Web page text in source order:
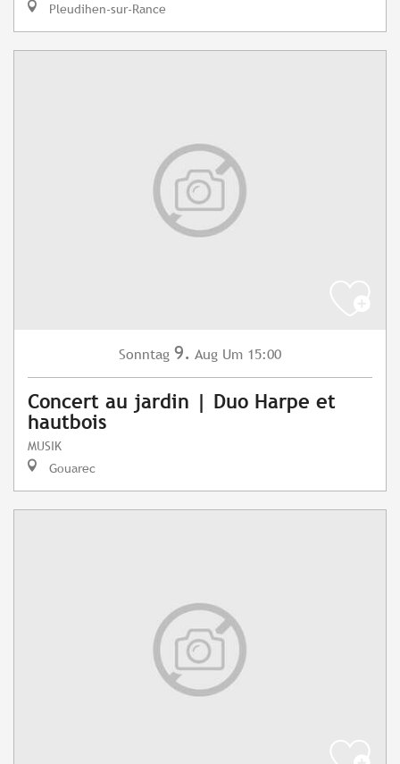
Pleudihen-sur-Rance
Sonntag 9. Aug Um 15:00
Concert au jardin | Duo Harpe et
hautbois
MUSIK
Gouarec